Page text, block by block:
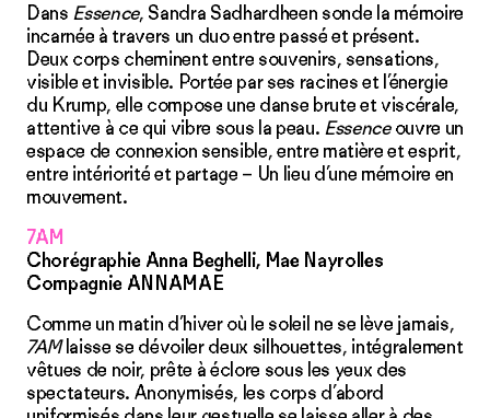
Dans Essence, Sandra Sadhardheen sonde la mémoire
incarnée à travers un duo entre passé et présent.
Deux corps cheminent entre souvenirs, sensations,
visible et invisible. Portée par ses racines et l’énergie
du Krump, elle compose une danse brute et viscérale,
attentive à ce qui vibre sous la peau. Essenceouvre un
espace de connexion sensible, entre matière et esprit,
entre intériorité et partage – Un lieu d’une mémoire en
mouvement.
7AM
Chorégraphie Anna Beghelli, Mae Nayrolles
Compagnie ANNAMAE
Comme un matin d’hiver où le soleil ne se lève jamais,
7AMlaisse se dévoiler deux silhouettes, intégralement
vêtues de noir, prête à éclore sous les yeux des
spectateurs. Anonymisés, les corps d’abord